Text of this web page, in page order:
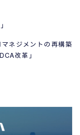
ネジメントの再構築
改革」